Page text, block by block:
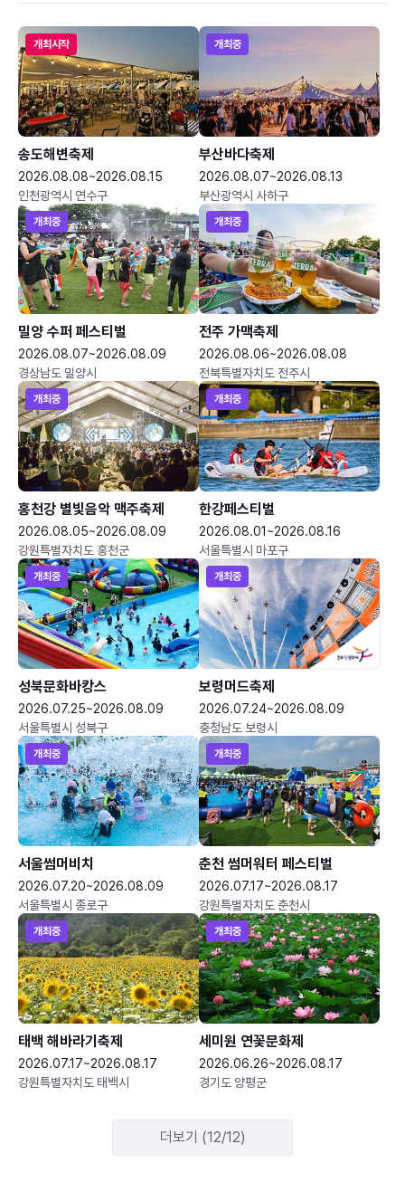
개최시작
송도해변축제
2026.08.08~2026.08.15
인천광역시 연수구
개최중
부산바다축제
2026.08.07~2026.08.13
부산광역시 사하구
개최중
밀양 수퍼 페스티벌
2026.08.07~2026.08.09
경상남도 밀양시
개최중
전주 가맥축제
2026.08.06~2026.08.08
전북특별자치도 전주시
개최중
홍천강 별빛음악 맥주축제
2026.08.05~2026.08.09
강원특별자치도 홍천군
개최중
한강페스티벌
2026.08.01~2026.08.16
서울특별시 마포구
개최중
성북문화바캉스
2026.07.25~2026.08.09
서울특별시 성북구
개최중
보령머드축제
2026.07.24~2026.08.09
충청남도 보령시
개최중
서울썸머비치
2026.07.20~2026.08.09
서울특별시 종로구
개최중
춘천 썸머워터 페스티벌
2026.07.17~2026.08.17
강원특별자치도 춘천시
개최중
태백 해바라기축제
2026.07.17~2026.08.17
강원특별자치도 태백시
개최중
세미원 연꽃문화제
2026.06.26~2026.08.17
경기도 양평군
더보기 (12/12)